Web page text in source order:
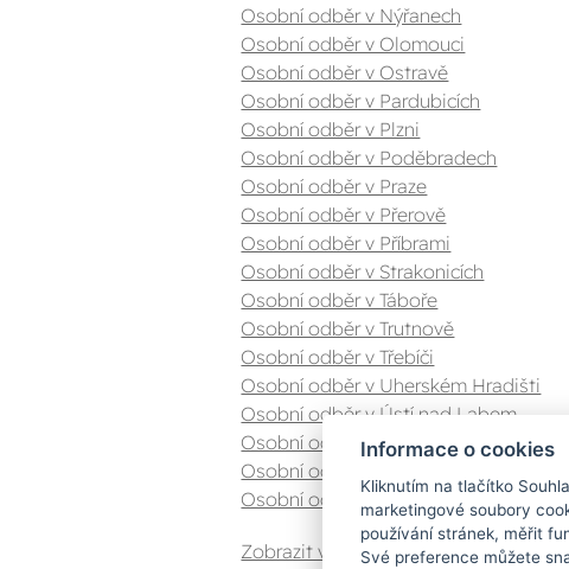
Osobní odběr v Nýřanech
Osobní odběr v Olomouci
Osobní odběr v Ostravě
Osobní odběr v Pardubicích
Osobní odběr v Plzni
Osobní odběr v Poděbradech
Osobní odběr v Praze
Osobní odběr v Přerově
Osobní odběr v Příbrami
Osobní odběr v Strakonicích
Osobní odběr v Táboře
Osobní odběr v Trutnově
Osobní odběr v Třebíči
Osobní odběr v Uherském Hradišti
Osobní odběr v Ústí nad Labem
Osobní odběr v Valašském Meziříčí
Osobní odběr v Zlíně
Osobní odběr v Znojmě
Zobrazit vše
Informace o cookies
Kliknutím na tlačítko
marketingové soubory
používání stránek, měřit
Své preference můžete